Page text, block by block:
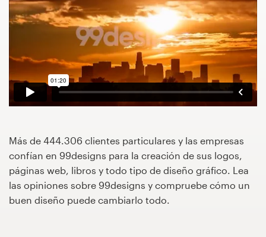
Más de 444.306 clientes particulares y las empresas
confían en 99designs para la creación de sus logos,
páginas web, libros y todo tipo de diseño gráfico. Lea
las opiniones sobre 99designs y compruebe cómo un
buen diseño puede cambiarlo todo.
diseño
Concursos de diseño
Proyectos 1-1
Encontrar un diseñador
99designs Studio
99designs Pro